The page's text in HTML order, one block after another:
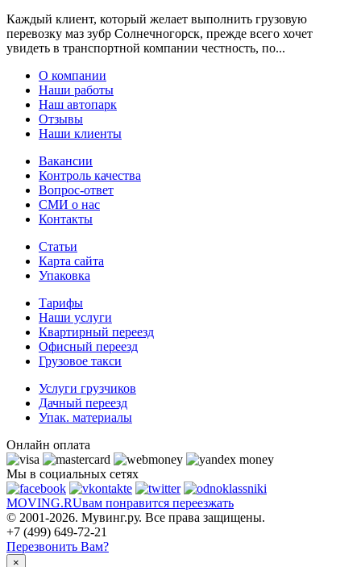
Каждый клиент, который желает выполнить грузовую
перевозку маз зубр Солнечногорск, прежде всего хочет
увидеть в транспортной компании честность, по...
О компании
Наши работы
Наш автопарк
Отзывы
Наши клиенты
Вакансии
Контроль качества
Вопрос-ответ
СМИ о нас
Контакты
Статьи
Карта сайта
Упаковка
Тарифы
Наши услуги
Квартирный переезд
Офисный переезд
Грузовое такси
Услуги грузчиков
Дачный переезд
Упак. материалы
Онлайн оплата
Мы в социальных сетях
MOVING.RUвам понравится переезжать
© 2001-2026. Мувинг.ру. Все права защищены.
+7 (499) 649-72-21
Перезвонить Вам?
×